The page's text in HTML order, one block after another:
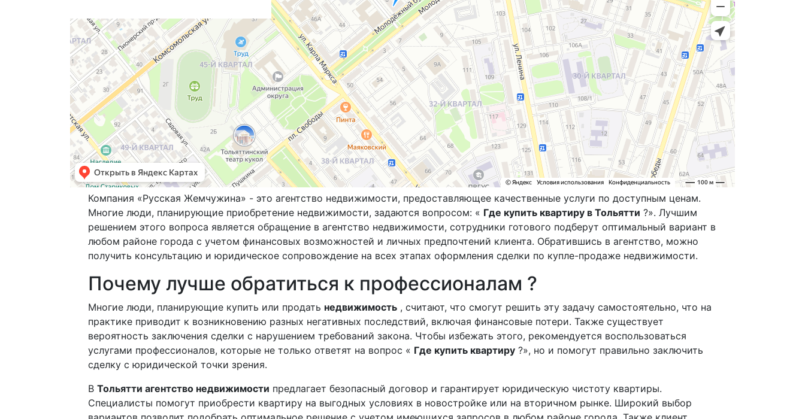
Компания «Русская Жемчужина» - это агентство недвижимости, предоставляющее качественные услуги по доступным ценам.
Многие люди, планирующие приобретение недвижимости, задаются вопросом: « Где купить квартиру в Тольятти ?». Лучшим
решением этого вопроса является обращение в агентство недвижимости, сотрудники готового подберут оптимальный вариант в
любом районе города с учетом финансовых возможностей и личных предпочтений клиента. Обратившись в агентство, можно
получить консультацию и юридическое сопровождение на всех этапах оформления сделки по купле-продаже недвижимости.
Почему лучше обратиться к профессионалам ?
Многие люди, планирующие купить или продать недвижимость , считают, что смогут решить эту задачу самостоятельно, что на
практике приводит к возникновению разных негативных последствий, включая финансовые потери. Также существует
вероятность заключения сделки с нарушением требований закона. Чтобы избежать этого, рекомендуется воспользоваться
услугами профессионалов, которые не только ответят на вопрос « Где купить квартиру ?», но и помогут правильно заключить
сделку с юридической точки зрения.
В Тольятти агентство недвижимости предлагает безопасный договор и гарантирует юридическую чистоту квартиры.
Специалисты помогут приобрести квартиру на выгодных условиях в новостройке или на вторичном рынке. Широкий выбор